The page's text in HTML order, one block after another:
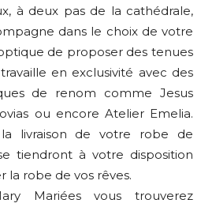
à deux pas de la cathédrale,
dans le choix de votre
de proposer des tenues
en exclusivité avec des
de renom comme Jesus
ou encore Atelier Emelia.
la livraison de votre robe de
tiendront à votre disposition
la robe de vos rêves.
Mariées vous trouverez